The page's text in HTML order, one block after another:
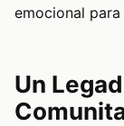
emocional
Un